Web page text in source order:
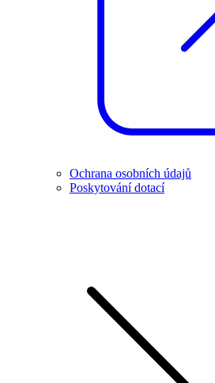
Ochrana osobních údajů
Poskytování dotací